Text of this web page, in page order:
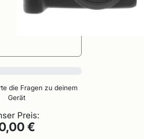
die Fragen zu deinem
Gerät
Preis:
€